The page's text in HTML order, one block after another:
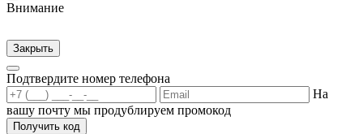
Внимание
Закрыть
Подтвердите номер телефона
На
вашу почту мы продублируем промокод
Получить код